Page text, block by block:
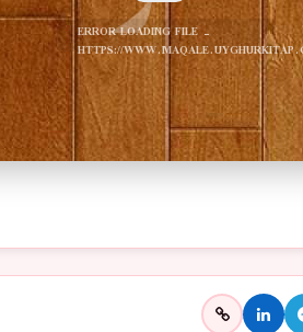
ERROR LOADING FILE -
HTTPS://